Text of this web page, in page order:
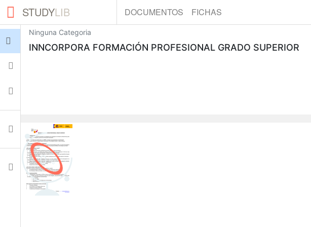
STUDYLIB DOCUMENTOS FICHAS
Documentos
Ajustes
Ninguna Categoria
INNCORPORA FORMACIÓN PROFESIONAL GRADO SUPERIOR
0